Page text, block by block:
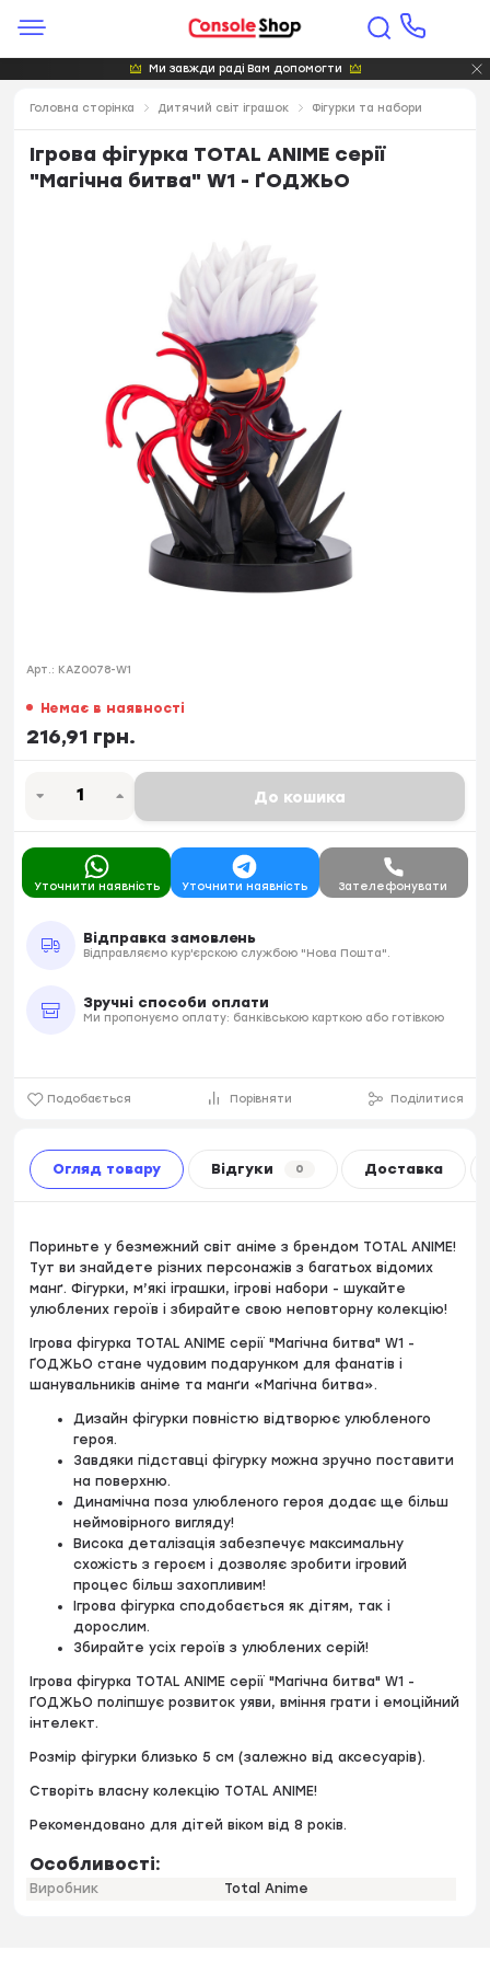
Ми завжди раді Вам допомогти
Головна сторінка Дитячий світ іграшок Фігурки та набори
Ігрова фігурка TOTAL ANIME серії
"Магічна битва" W1 - ҐОДЖЬО
Арт.: KAZ0078-W1
Немає в наявності
216,91 грн.
До кошика
Уточнити наявність Уточнити наявність Зателефонувати
Відправка замовлень
Відправляємо кур'єрскою службою "Нова Пошта".
Зручні способи оплати
Ми пропонуємо оплату: банківською карткою або готівкою
Подобається Порівняти Поділитися
Огляд товару Відгуки 0 Доставка
Пориньте у безмежний світ аніме з брендом TOTAL ANIME!
Тут ви знайдете різних персонажів з багатьох відомих
манґ. Фігурки, м’які іграшки, ігрові набори - шукайте
улюблених героїв і збирайте свою неповторну колекцію!
Ігрова фігурка TOTAL ANIME серії "Магічна битва" W1 -
ҐОДЖЬО стане чудовим подарунком для фанатів і
шанувальників аніме та манґи «Магічна битва».
Дизайн фігурки повністю відтворює улюбленого
героя.
Завдяки підставці фігурку можна зручно поставити
на поверхню.
Динамічна поза улюбленого героя додає ще більш
неймовірного вигляду!
Висока деталізація забезпечує максимальну
схожість з героєм і дозволяє зробити ігровий
процес більш захопливим!
Ігрова фігурка сподобається як дітям, так і
дорослим.
Збирайте усіх героїв з улюблених серій!
Ігрова фігурка TOTAL ANIME серії "Магічна битва" W1 -
ҐОДЖЬО поліпшує розвиток уяви, вміння грати і емоційний
інтелект.
Розмір фігурки близько 5 см (залежно від аксесуарів).
Створіть власну колекцію TOTAL ANIME!
Рекомендовано для дітей віком від 8 років.
Особливості:
Виробник Total Anime